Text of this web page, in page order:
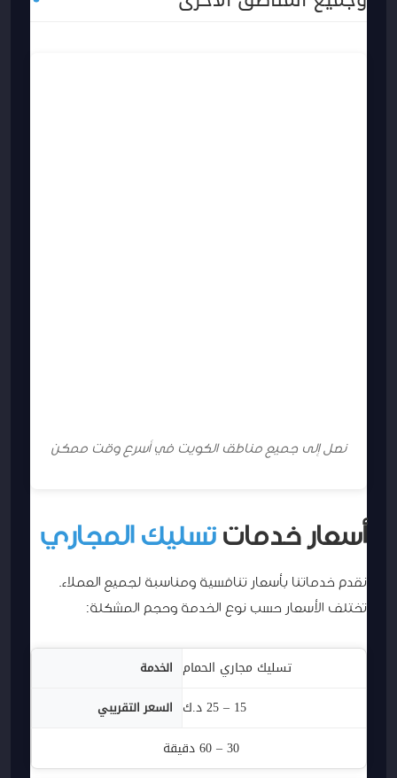
نصل إلى جميع مناطق الكويت في أسرع وقت ممكن
أسعار خدماتتسليك المجاري
نقدم خدماتنا بأسعار تنافسية ومناسبة لجميع العملاء.
تختلف الأسعار حسب نوع الخدمة وحجم المشكلة:
تسليك مجاري الحمام
15 – 25 د.ك
30 – 60 دقيقة